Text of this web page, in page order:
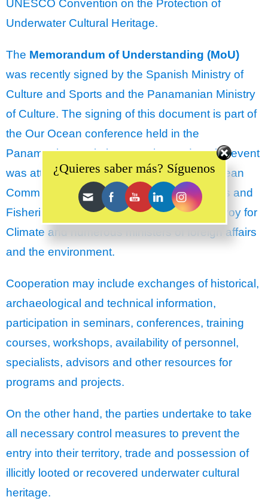
UNESCO Convention on the Protection of
Underwater Cultural Heritage.
The Memorandum of Understanding (MoU)
was recently signed by the Spanish Ministry of
Culture and Sports and the Panamanian Ministry
of Culture. The signing of this document is part of
the Our Ocean conference held in the
Panamanian capital on March 2 and 3. The event
was attended, among others, by the European
Commissioner for the Environment, Oceans and
Fisheries, the U.S. Special Presidential Envoy for
Climate and numerous ministers of foreign affairs
and the environment.
Cooperation may include exchanges of historical,
archaeological and technical information,
participation in seminars, conferences, training
courses, workshops, availability of personnel,
specialists, advisors and other resources for
programs and projects.
On the other hand, the parties undertake to take
all necessary control measures to prevent the
entry into their territory, trade and possession of
illicitly looted or recovered underwater cultural
heritage.
¿Quieres saber más? Síguenos